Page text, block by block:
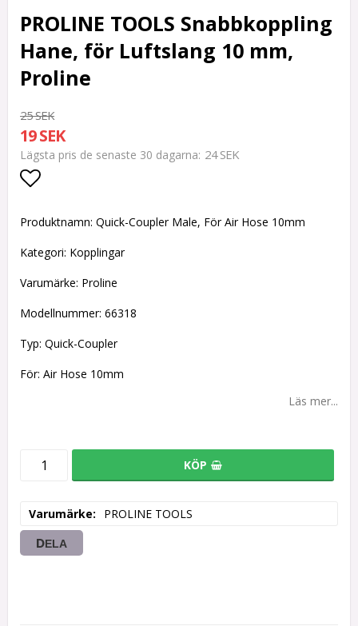
PROLINE TOOLS Snabbkoppling
Hane, för Luftslang 10 mm,
Proline
25 SEK
19 SEK
Lägsta pris de senaste 30 dagarna 24 SEK
Produktnamn: Quick-Coupler Male, För Air Hose 10mm
Kategori: Kopplingar
Varumärke: Proline
Modellnummer: 66318
Typ: Quick-Coupler
För: Air Hose 10mm
Läs mer...
KÖP
Varumärke PROLINE TOOLS
DELA